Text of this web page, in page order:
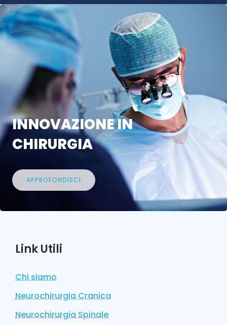
INNOVAZIONE IN
CHIRURGIA
APPROFONDISCI
Link Utili
Chi siamo
Neurochirurgia Cranica
Neurochirurgia Spinale